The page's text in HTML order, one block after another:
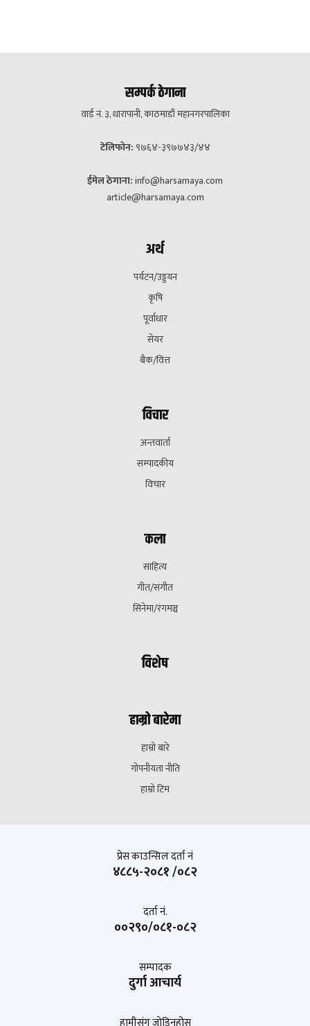
सम्पर्क ठेगाना
वार्ड नं. ३, धारापानी, काठमाडौं महानगरपालिका
टेलिफोन: ९७६४-३९७७४३/४४
ईमेल ठेगाना:info@harsamaya.com
article@harsamaya.com
अर्थ
पर्यटन/उड्डयन
कृषि
पूर्वाधार
सेयर
बैक/वित्त
विचार
अन्तवार्ता
सम्पादकीय
विचार
कला
साहित्य
गीत/संगीत
सिनेमा/रंगमञ्च
विशेष
हाम्रो बारेमा
हाम्रो बारे
गोपनीयता नीति
हाम्रो टिम
प्रेस काउन्सिल दर्ता नं
४८८५-२०८१ /०८२
दर्ता नं.
००२९०/०८१-०८२
सम्पादक
दुर्गा आचार्य